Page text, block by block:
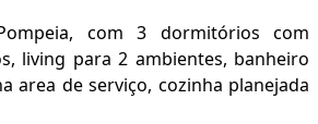
com 3 dormitórios com
living para 2 ambientes, banheiro
area de serviço, cozinha planejada